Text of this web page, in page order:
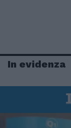
In evidenza